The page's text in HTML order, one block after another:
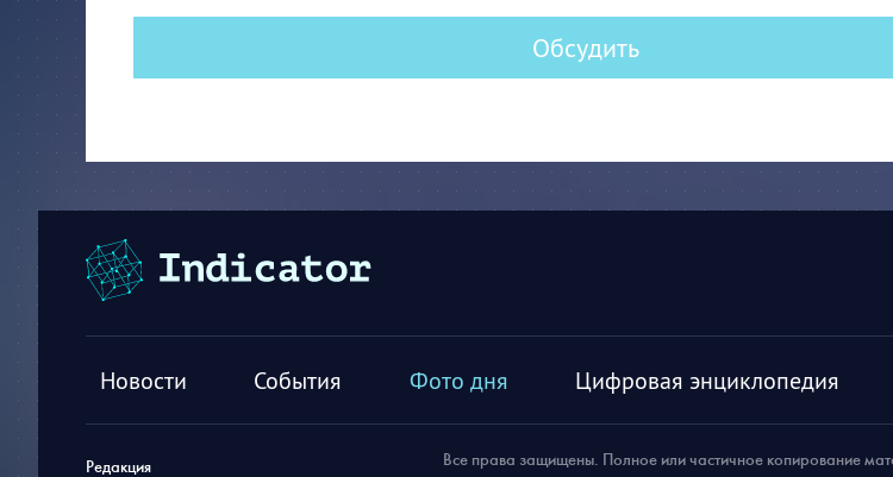
Обсудить
Новости События Фото дня Цифровая энциклопедия
Редакция
Все права защищены. Полное или частичное копирование